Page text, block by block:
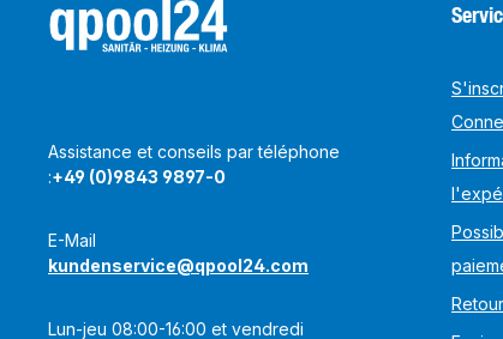
Assistance et conseils par téléphone
:+49 (0)9843 9897-0
E-Mail
kundenservice@qpool24.com
Lun-jeu 08:00-16:00 et vendredi